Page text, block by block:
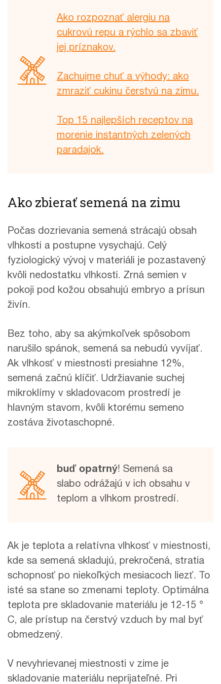
Ako rozpoznať alergiu na
cukrovú repu a rýchlo sa zbaviť
jej príznakov.
Zachujme chuť a výhody: ako
zmraziť cukinu čerstvú na zimu.
Top 15 najlepších receptov na
morenie instantných zelených
paradajok.
Ako zbierať semená na zimu
Počas dozrievania semená strácajú obsah
vlhkosti a postupne vysychajú. Celý
fyziologický vývoj v materiáli je pozastavený
kvôli nedostatku vlhkosti. Zrná semien v
pokoji pod kožou obsahujú embryo a prísun
živín.
Bez toho, aby sa akýmkoľvek spôsobom
narušilo spánok, semená sa nebudú vyvíjať.
Ak vlhkosť v miestnosti presiahne 12%,
semená začnú klíčiť. Udržiavanie suchej
mikroklímy v skladovacom prostredí je
hlavným stavom, kvôli ktorému semeno
zostáva životaschopné.
buď opatrný! Semená sa
slabo odrážajú v ich obsahu v
teplom a vlhkom prostredí.
Ak je teplota a relatívna vlhkosť v miestnosti,
kde sa semená skladujú, prekročená, stratia
schopnosť po niekoľkých mesiacoch liezť. To
isté sa stane so zmenami teploty. Optimálna
teplota pre skladovanie materiálu je 12-15 °
C, ale prístup na čerstvý vzduch by mal byť
obmedzený.
V nevyhrievanej miestnosti v zime je
skladovanie materiálu neprijateľné. Pri